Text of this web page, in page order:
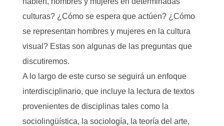
culturas? ¿Cómo se espera que actúen? ¿Cómo
se representan hombres y mujeres en la cultura
visual? Estas son algunas de las preguntas que
discutiremos.
A lo largo de este curso se seguirá un enfoque
interdisciplinario, que incluye la lectura de textos
provenientes de disciplinas tales como la
sociolingüística, la sociología, la teoría del arte,